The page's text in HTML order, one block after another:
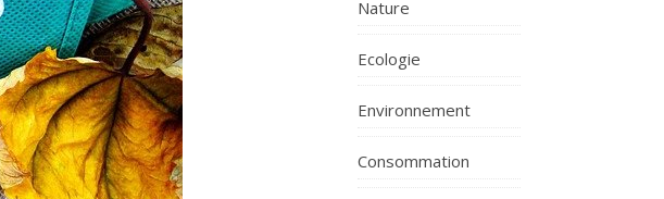
Nature
Ecologie
Environnement
Consommation